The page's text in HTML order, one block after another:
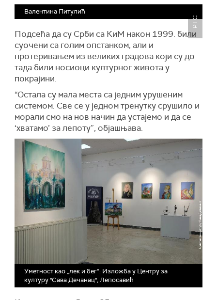
Валентина Питулић
РТС
Подсећа да су Срби са КиМ након 1999. били
суочени са голим опстанком, али и
протеривањем из великих градова који су до
тада били носиоци културног живота у
покрајини.
“Остала су мала места са једним урушеним
системом. Све се у једном тренутку срушило и
морали смо на нов начин да устајемо и да се
‘хватамо’ за лепоту”, објашњава.
Уметност као „лек и бег“: Изложба у Центру за
културу "Сава Дечанац", Лепосавић